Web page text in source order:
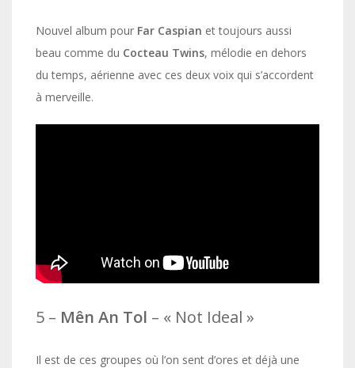
Nouvel album pour Far Caspian et toujours aussi
beau comme du Cocteau Twins, mélodie en dehors
du temps, aérienne avec ces deux voix qui s’accordent
à merveille.
5 – Mên An Tol – « Not Ideal »
Il est de ces groupes où l’on sent d’ores et déjà une